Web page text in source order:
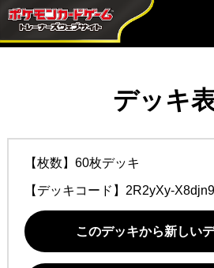
デッキ
【枚数】60枚デッキ
【デッキコード】 2R2yXy-
このデッキから新しい